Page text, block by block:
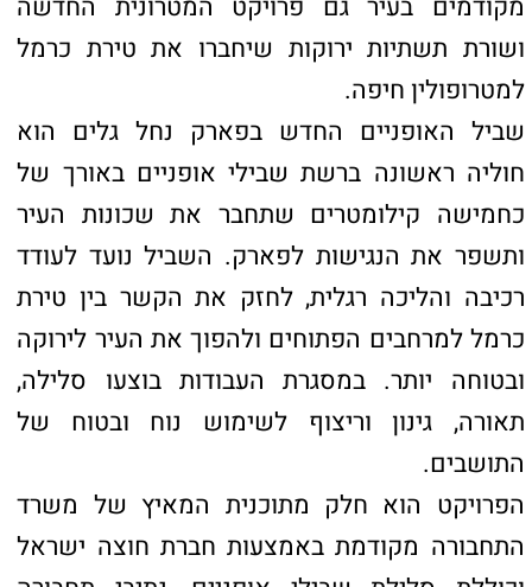
ציבורית ושדרוג המרחב הציבורי בעיר. מטרת
התוכנית היא לצמצם את השימוש ברכב פרטי,
האוויר ולעודד אורח חיים בריא.
במקביל, מקדם משרד התחבורה באמצעות חוצה
ישראל את פרויקט מטרונית טירת כרמל-חיפה
מערב. במסגרת הפרויקט יוקמו שני קווים חדשים
(6 ו-7) לאורך תוואי של כעשרה קילומטרים עם
כ-30 תחנות, אשר יחברו את טירת כרמל לרשת
המטרונית במטרופולין חיפה. המערכת צפויה להוות
חלופה אמיתית לרכב הפרטי ולצמצם את עומסי
התנועה באזור.